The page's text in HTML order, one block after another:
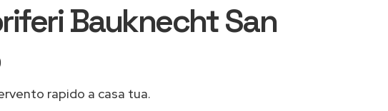
Bauknecht San
rapido a casa tua.